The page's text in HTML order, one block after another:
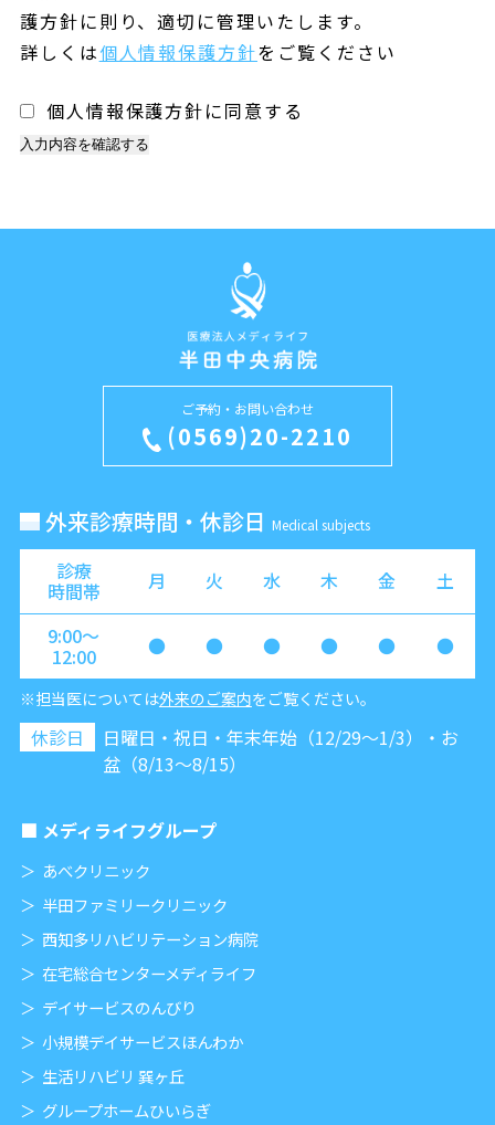
護方針に則り、適切に管理いたします。
詳しくは個人情報保護方針をご覧ください
個人情報保護方針に同意する
ご予約・お問い合わせ
(0569)20-2210
外来診療時間・休診日 Medical subjects
診療
時間帯 月 火 水 木 金 土
9:00〜
12:00 ● ● ● ● ● ●
※担当医については外来のご案内をご覧ください。
休診日
日曜日・祝日・年末年始（12/29～1/3）・お
盆（8/13～8/15）
メディライフグループ
あべクリニック
半田ファミリークリニック
西知多リハビリテーション病院
在宅総合センターメディライフ
デイサービスのんびり
小規模デイサービスほんわか
生活リハビリ 巽ヶ丘
グループホームひいらぎ